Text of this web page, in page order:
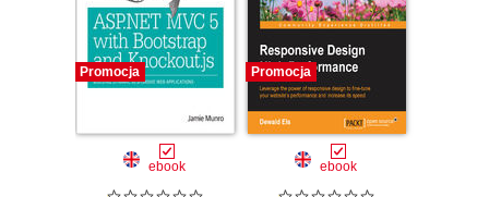
Promocja
ebook
Promocja
ebook